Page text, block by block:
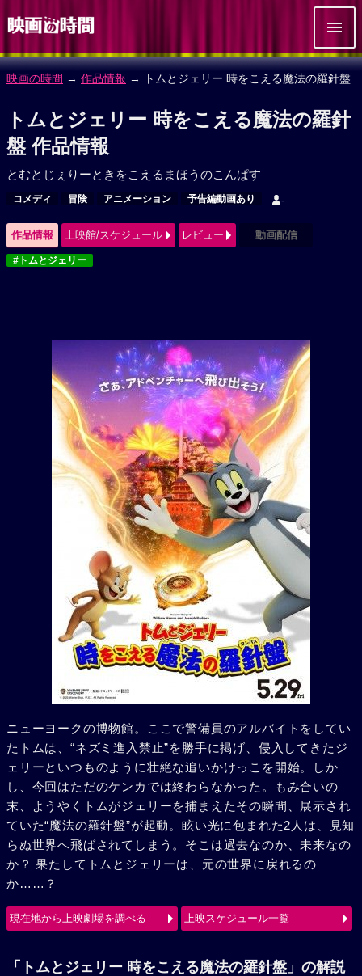
映画の時間 → 作品情報 → トムとジェリー 時をこえる魔法の羅針盤
トムとジェリー 時をこえる魔法の羅針
盤 作品情報
とむとじぇりーときをこえるまほうのこんぱす
コメディ 冒険 アニメーション 予告編動画あり -
作品情報 上映館/スケジュール レビュー 動画配信
#トムとジェリー
ニューヨークの博物館。ここで警備員のアルバイトをしてい
たトムは、“ネズミ進入禁止”を勝手に掲げ、侵入してきたジ
ェリーといつものように壮絶な追いかけっこを開始。しか
し、今回はただのケンカでは終わらなかった。もみ合いの
末、ようやくトムがジェリーを捕まえたその瞬間、展示され
ていた“魔法の羅針盤”が起動。眩い光に包まれた2人は、見知
らぬ世界へ飛ばされてしまう。そこは過去なのか、未来なの
か？ 果たしてトムとジェリーは、元の世界に戻れるの
か……？
現在地から上映劇場を調べる 上映スケジュール一覧
「トムとジェリー 時をこえる魔法の羅針盤」の解説